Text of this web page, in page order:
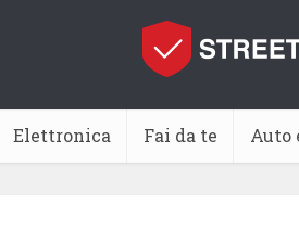
Elettronica Fai da te Auto